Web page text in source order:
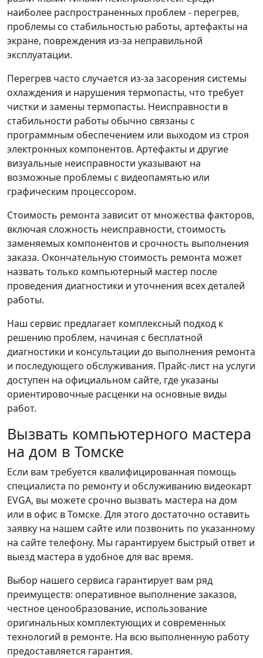
наиболее распространенных проблем - перегрев,
проблемы со стабильностью работы, артефакты на
экране, повреждения из-за неправильной
эксплуатации.
Перегрев часто случается из-за засорения системы
охлаждения и нарушения термопасты, что требует
чистки и замены термопасты. Неисправности в
стабильности работы обычно связаны с
программным обеспечением или выходом из строя
электронных компонентов. Артефакты и другие
визуальные неисправности указывают на
возможные проблемы с видеопамятью или
графическим процессором.
Стоимость ремонта зависит от множества факторов,
включая сложность неисправности, стоимость
заменяемых компонентов и срочность выполнения
заказа. Окончательную стоимость ремонта может
назвать только компьютерный мастер после
проведения диагностики и уточнения всех деталей
работы.
Наш сервис предлагает комплексный подход к
решению проблем, начиная с бесплатной
диагностики и консультации до выполнения ремонта
и последующего обслуживания. Прайс-лист на услуги
доступен на официальном сайте, где указаны
ориентировочные расценки на основные виды
работ.
Вызвать компьютерного мастера
на дом в Томске
Если вам требуется квалифицированная помощь
специалиста по ремонту и обслуживанию видеокарт
EVGA, вы можете срочно вызвать мастера на дом
или в офис в Томске. Для этого достаточно оставить
заявку на нашем сайте или позвонить по указанному
на сайте телефону. Мы гарантируем быстрый ответ и
выезд мастера в удобное для вас время.
Выбор нашего сервиса гарантирует вам ряд
преимуществ: оперативное выполнение заказов,
честное ценообразование, использование
оригинальных комплектующих и современных
технологий в ремонте. На всю выполненную работу
предоставляется гарантия.